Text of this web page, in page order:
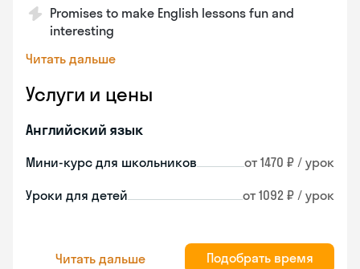
Promises to make English lessons fun and
interesting
Читать дальше
Услуги и цены
Английский язык
Мини-курс для школьников от 1470 ₽ / урок
Уроки для детей от 1092 ₽ / урок
Читать дальше Подобрать время